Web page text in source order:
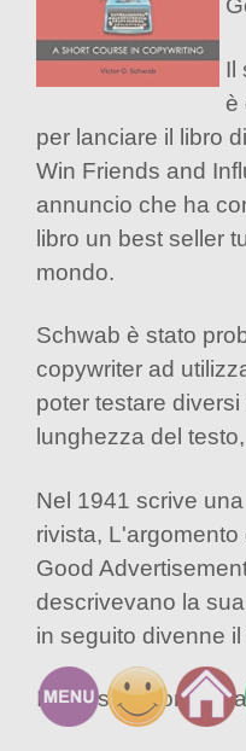
Il
è
per lanciare il libro
Win Friends and
annuncio che ha
libro un best seller
mondo.
Schwab è stato
copywriter ad
poter testare
lunghezza del
Nel 1941 scrive
rivista, L'argomento
Good
descrivevano la
in seguito divenne
I suoi step sono i